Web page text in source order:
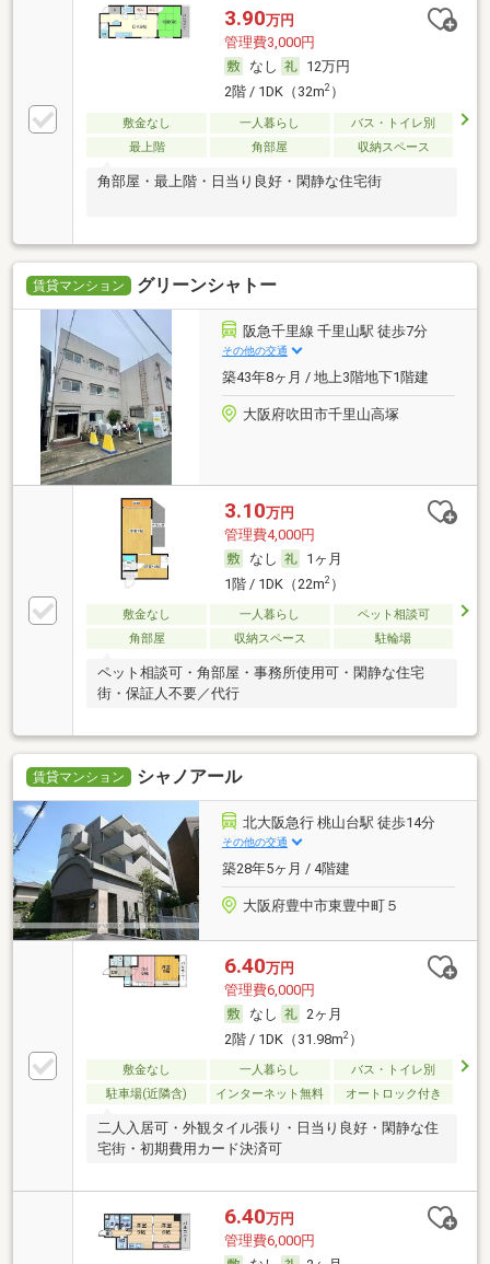
3.90万円
管理費3,000円
なし
12万円
2階 / 1DK（32m2）
敷金なし 一人暮らし
バス・トイレ別
最上階
角部屋 収納スペース
角部屋・最上階・日当り良好・閑静な住宅街
賃貸マンション グリーンシャトー
阪急千里線 千里山駅 徒歩7分
その他の交通
築43年8ヶ月 / 地上3階地下1階建
大阪府吹田市千里山高塚
3.10万円
管理費4,000円
なし
1ヶ月
1階 / 1DK（22m2）
敷金なし 一人暮らし
ペット相談可
角部屋
収納スペース 駐輪場
ペット相談可・角部屋・事務所使用可・閑静な住宅
街・保証人不要／代行
賃貸マンション シャノアール
北大阪急行 桃山台駅 徒歩14分
その他の交通
築28年5ヶ月 / 4階建
大阪府豊中市東豊中町５
6.40万円
管理費6,000円
なし
2ヶ月
2階 / 1DK（31.98m2）
敷金なし 一人暮らし
バス・トイレ別
駐車場(近隣含)
インターネット無料 オートロック付き
二人入居可・外観タイル張り・日当り良好・閑静な住
宅街・初期費用カード決済可
6.40万円
管理費6,000円